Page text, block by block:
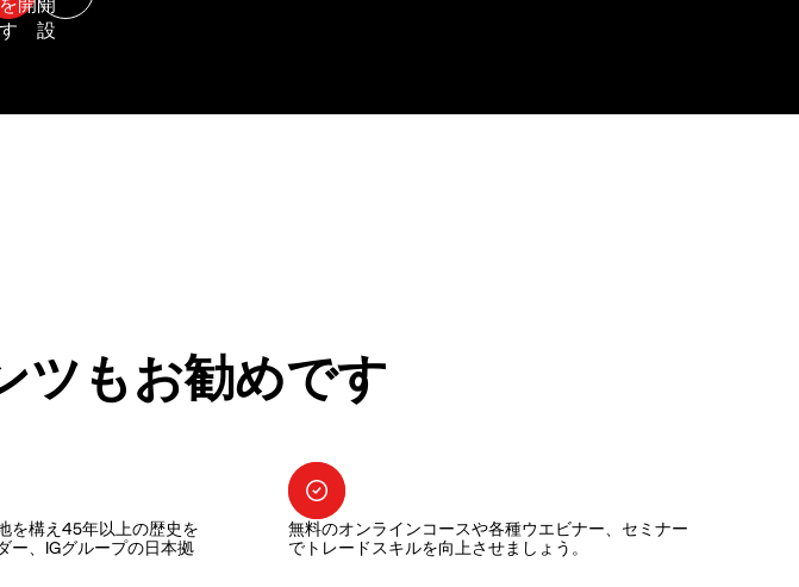
ツもお勧めです
を構え45年以上の歴史を
ー、IGグループの日本拠
無料のオンラインコースや各種ウエビナー、セミナー
でトレードスキルを向上させましょう。